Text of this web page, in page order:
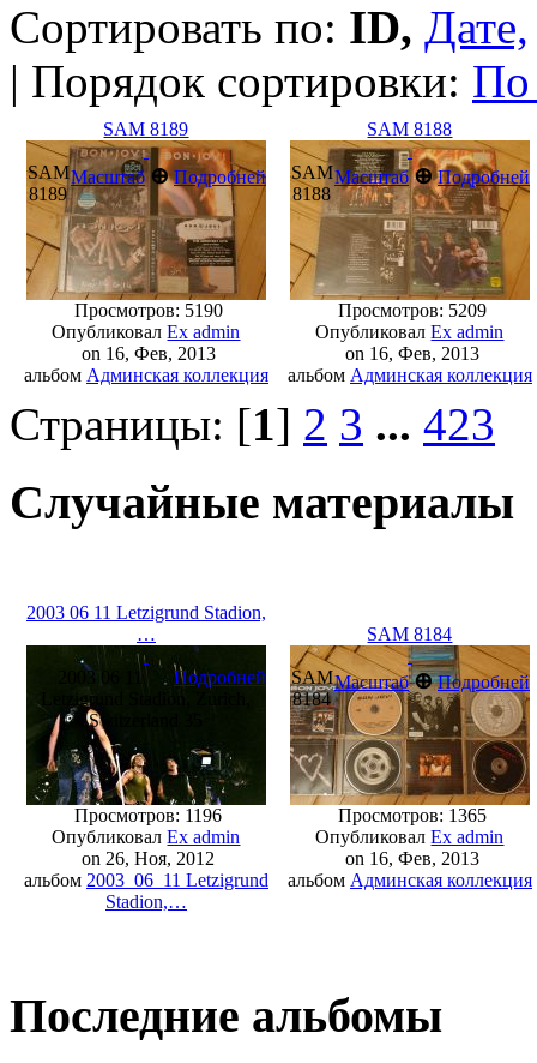
Сортировать по: ID, Дате,
| Порядок сортировки: По
SAM 8189
Масштаб ⊕ Подробней
SAM
8189
Просмотров: 5190
ОпубликовалEx admin
on 16, Фев, 2013
альбом Админская коллекция
SAM 8188
Масштаб ⊕ Подробней
SAM
8188
Просмотров: 5209
ОпубликовалEx admin
on 16, Фев, 2013
альбом Админская коллекция
Страницы: [1] 2 3 ... 423
Случайные материалы
2003 06 11 Letzigrund Stadion,
…
Подробней
2003 06 11
Letzigrund Stadion, Zurich,
Switzerland 35
Просмотров: 1196
ОпубликовалEx admin
on 26, Ноя, 2012
альбом 2003_06_11 Letzigrund
Stadion,…
SAM 8184
Масштаб ⊕ Подробней
SAM
8184
Просмотров: 1365
ОпубликовалEx admin
on 16, Фев, 2013
альбом Админская коллекция
Последние альбомы